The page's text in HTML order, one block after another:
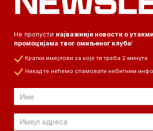
Не пропусти најважније новости о
промоцијама твог омиљеног клуба!
Кратки имејлови за које ти треба 2 минута
Никад те нећемо спамовати небитним
Email
Email